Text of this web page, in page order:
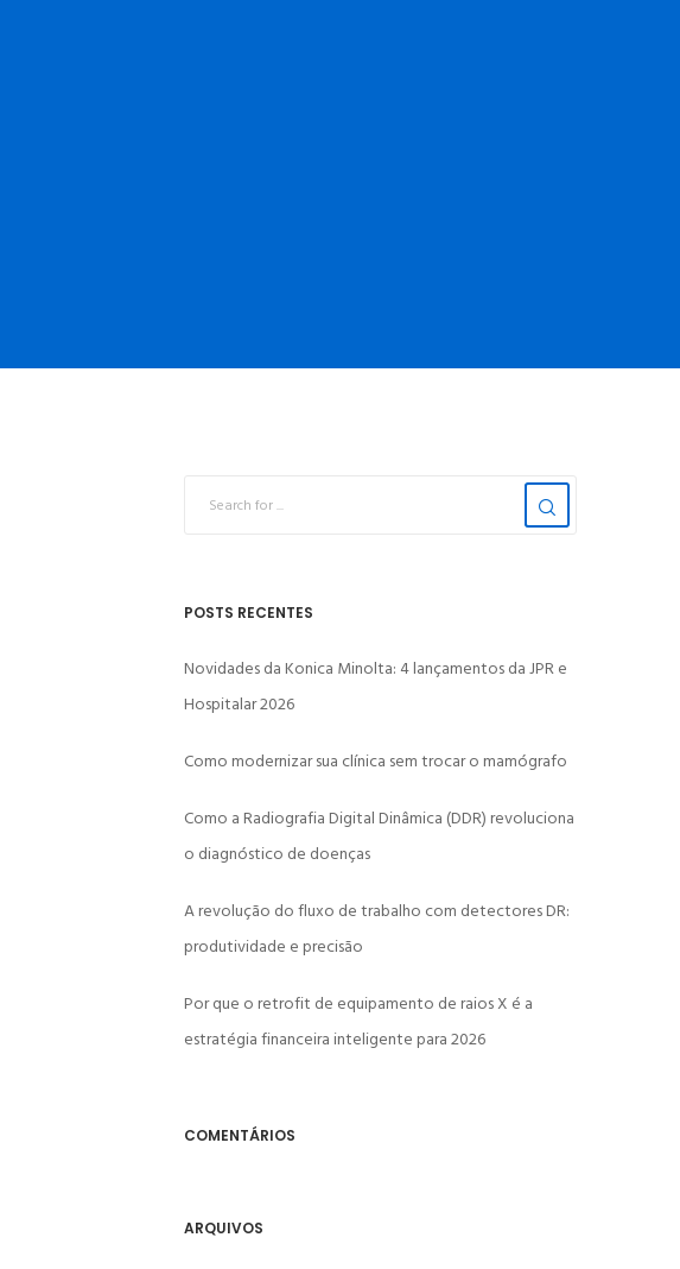
POSTS RECENTES
Novidades da Konica Minolta: 4 lançamentos da JPR e
Hospitalar 2026
Como modernizar sua clínica sem trocar o mamógrafo
Como a Radiografia Digital Dinâmica (DDR) revoluciona
o diagnóstico de doenças
A revolução do fluxo de trabalho com detectores DR:
produtividade e precisão
Por que o retrofit de equipamento de raios X é a
estratégia financeira inteligente para 2026
COMENTÁRIOS
ARQUIVOS